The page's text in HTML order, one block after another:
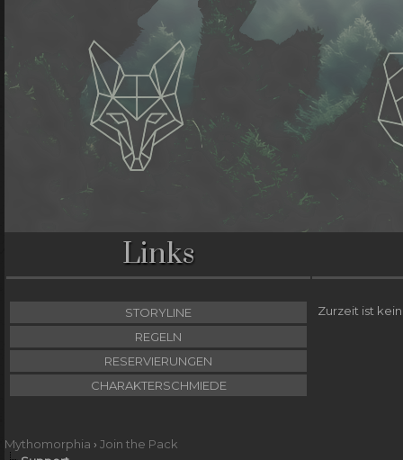
Links
STORYLINE
REGELN
RESERVIERUNGEN
CHARAKTERSCHMIEDE
Zurzeit ist
Mythomorphia › Join the Pack